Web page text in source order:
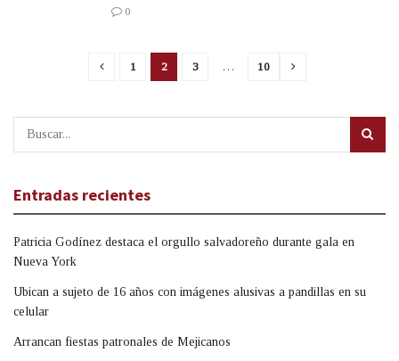
0
1 2 3 … 10
Entradas recientes
Patricia Godínez destaca el orgullo salvadoreño durante gala en
Nueva York
Ubican a sujeto de 16 años con imágenes alusivas a pandillas en su
celular
Arrancan fiestas patronales de Mejicanos